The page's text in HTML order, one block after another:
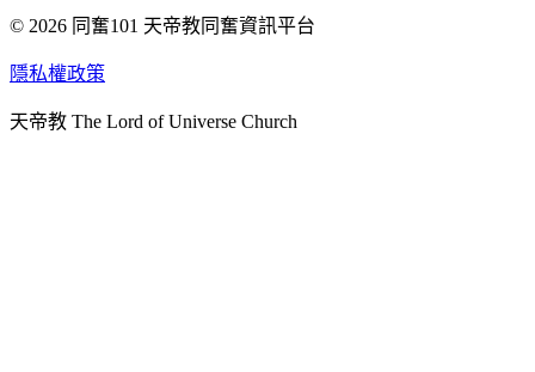
天人研究總院
天人研究學院
天人炁功院
© 2026 同奮101 天帝教同奮資訊平台
隱私權政策
天帝教 The Lord of Universe Church